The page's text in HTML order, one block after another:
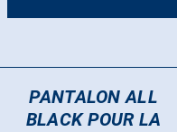
PANTALON ALL
BLACK POUR LA